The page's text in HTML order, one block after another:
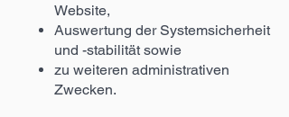
Website,
Auswertung der Systemsicherheit
und -stabilität sowie
zu weiteren administrativen
Zwecken.